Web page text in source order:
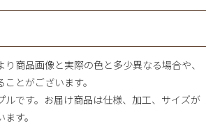
商品画像と実際の色と多少異なる場合や、
とがございます。
です。お届け商品は仕様、加工、サイズが
す。